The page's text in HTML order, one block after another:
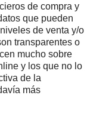
de compra y
que pueden
de venta y/o
transparentes o
mucho sobre
y los que no lo
de la
más